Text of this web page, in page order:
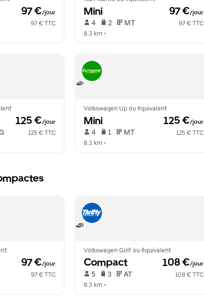
97 €/jour
97 € TTC
Mini 97 €/jour
4 2 MT
97 € TTC
8.3 km •
125 €/jour
125 € TTC
Volkswagen Up ou équivalent
Mini 125 €/jour
4 1 MT
125 € TTC
8.3 km •
97 €/jour
97 € TTC
Volkswagen Golf ou équivalent
Compact 108 €/jour
5 3 AT
108 € TTC
8.3 km •